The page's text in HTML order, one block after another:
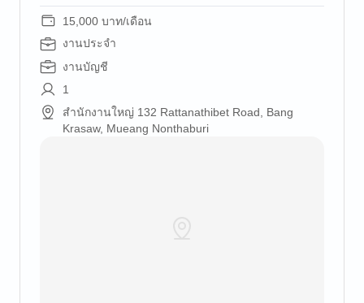
15,000 บาท/เดือน
งานประจำ
งานบัญชี
1
สำนักงานใหญ่ 132 Rattanathibet Road, Bang
Krasaw, Mueang Nonthaburi